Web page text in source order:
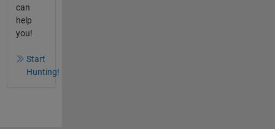
can
help
you!
Start
Hunting!